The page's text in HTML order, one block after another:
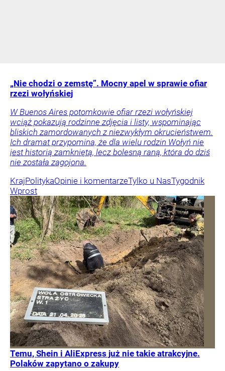
„Nie chodzi o zemstę”. Mocny apel w sprawie ofiar
rzezi wołyńskiej
W Buenos Aires potomkowie ofiar rzezi wołyńskiej
wciąż pokazują rodzinne zdjęcia i listy, wspominając
bliskich zamordowanych z niezwykłym okrucieństwem.
Ich dramat przypomina, że dla wielu rodzin Wołyń nie
jest historią zamkniętą, lecz bolesną raną, która do dziś
nie została zagojona.
KrajPolitykaOpinie i komentarzeTylko u NasTygodnik
Wprost
Temu, Shein i AliExpress już nie takie atrakcyjne.
Polaków zapytano o zakupy